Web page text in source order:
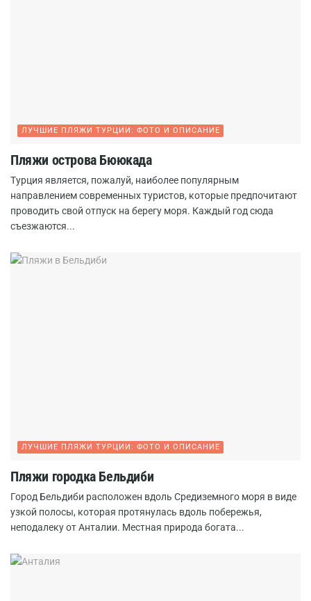
ЛУЧШИЕ ПЛЯЖИ ТУРЦИИ: ФОТО И ОПИСАНИЕ
Пляжи острова Бююкада
Турция является, пожалуй, наиболее популярным
направлением современных туристов, которые предпочитают
проводить свой отпуск на берегу моря. Каждый год сюда
съезжаются...
ЛУЧШИЕ ПЛЯЖИ ТУРЦИИ: ФОТО И ОПИСАНИЕ
Пляжи городка Бельдиби
Город Бельдиби расположен вдоль Средиземного моря в виде
узкой полосы, которая протянулась вдоль побережья,
неподалеку от Анталии. Местная природа богата...